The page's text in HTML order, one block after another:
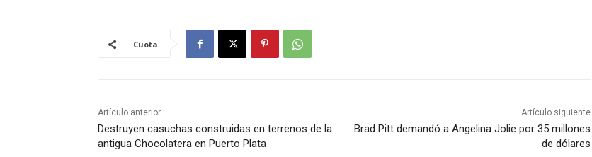
Cuota
Artículo anterior
Destruyen casuchas construidas en terrenos de la
antigua Chocolatera en Puerto Plata
Artículo siguiente
Brad Pitt demandó a Angelina Jolie por 35 millones
de dólares